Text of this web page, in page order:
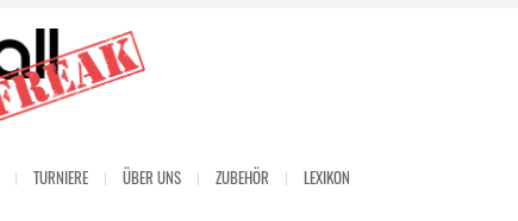
TURNIERE ÜBER UNS ZUBEHÖR LEXIKON